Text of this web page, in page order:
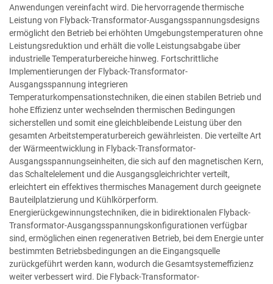
Anwendungen vereinfacht wird. Die hervorragende thermische
Leistung von Flyback-Transformator-Ausgangsspannungsdesigns
ermöglicht den Betrieb bei erhöhten Umgebungstemperaturen ohne
Leistungsreduktion und erhält die volle Leistungsabgabe über
industrielle Temperaturbereiche hinweg. Fortschrittliche
Implementierungen der Flyback-Transformator-
Ausgangsspannung integrieren
Temperaturkompensationstechniken, die einen stabilen Betrieb und
hohe Effizienz unter wechselnden thermischen Bedingungen
sicherstellen und somit eine gleichbleibende Leistung über den
gesamten Arbeitstemperaturbereich gewährleisten. Die verteilte Art
der Wärmeentwicklung in Flyback-Transformator-
Ausgangsspannungseinheiten, die sich auf den magnetischen Kern,
das Schaltelelement und die Ausgangsgleichrichter verteilt,
erleichtert ein effektives thermisches Management durch geeignete
Bauteilplatzierung und Kühlkörperform.
Energierückgewinnungstechniken, die in bidirektionalen Flyback-
Transformator-Ausgangsspannungskonfigurationen verfügbar
sind, ermöglichen einen regenerativen Betrieb, bei dem Energie unter
bestimmten Betriebsbedingungen an die Eingangsquelle
zurückgeführt werden kann, wodurch die Gesamtsystemeffizienz
weiter verbessert wird. Die Flyback-Transformator-